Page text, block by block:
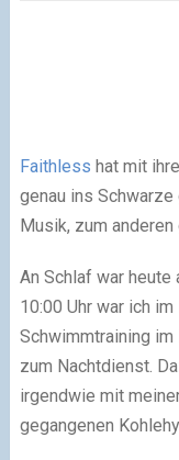
Faithless hat mit
genau ins
Musik, zum
An Schlaf war heute
10:00 Uhr war ich
Schwimmtraining im
zum Nachtdienst.
irgendwie mit
gegangenen